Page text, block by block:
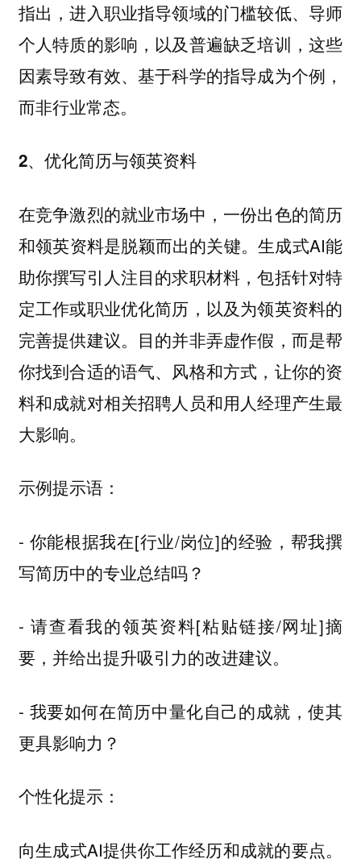
指出，进入职业指导领域的门槛较低、导师
个人特质的影响，以及普遍缺乏培训，这些
因素导致有效、基于科学的指导成为个例，
而非行业常态。
2、优化简历与领英资料
在竞争激烈的就业市场中，一份出色的简历
和领英资料是脱颖而出的关键。生成式AI能
助你撰写引人注目的求职材料，包括针对特
定工作或职业优化简历，以及为领英资料的
完善提供建议。目的并非弄虚作假，而是帮
你找到合适的语气、风格和方式，让你的资
料和成就对相关招聘人员和用人经理产生最
大影响。
示例提示语：
- 你能根据我在[行业/岗位]的经验，帮我撰
写简历中的专业总结吗？
- 请查看我的领英资料[粘贴链接/网址]摘
要，并给出提升吸引力的改进建议。
- 我要如何在简历中量化自己的成就，使其
更具影响力？
个性化提示：
向生成式AI提供你工作经历和成就的要点。